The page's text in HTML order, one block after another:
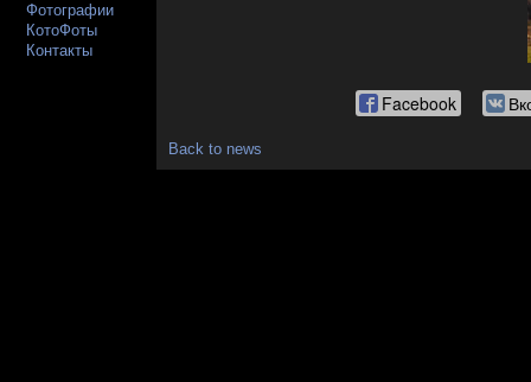
Фотографии
КотоФоты
Контакты
Facebook
Back to news